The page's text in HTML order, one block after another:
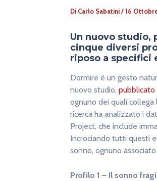
Di Carlo Sabatini/16
Un nuovo studio,
cinque diversi
riposo a specifici
Dormire è un gesto
nuovo studio, pubblicato
ognuno dei quali collega
ricerca ha analizzato i
Project, che include
Incrociando tutti questi
sonno, ognuno
Profilo 1 – Il sonno